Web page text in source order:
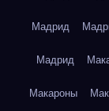
Мадрид
Мадрид
Макароны